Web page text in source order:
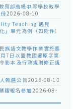
育部高級中等學校教學
2026-08-10
Teaching 遇見
單元為例（如附件）
族語文教學作業實施要
7日以臺教國署原字第
影本及行政規則修正規
甄選公告2026-08-10
躍報名參加2026-08-